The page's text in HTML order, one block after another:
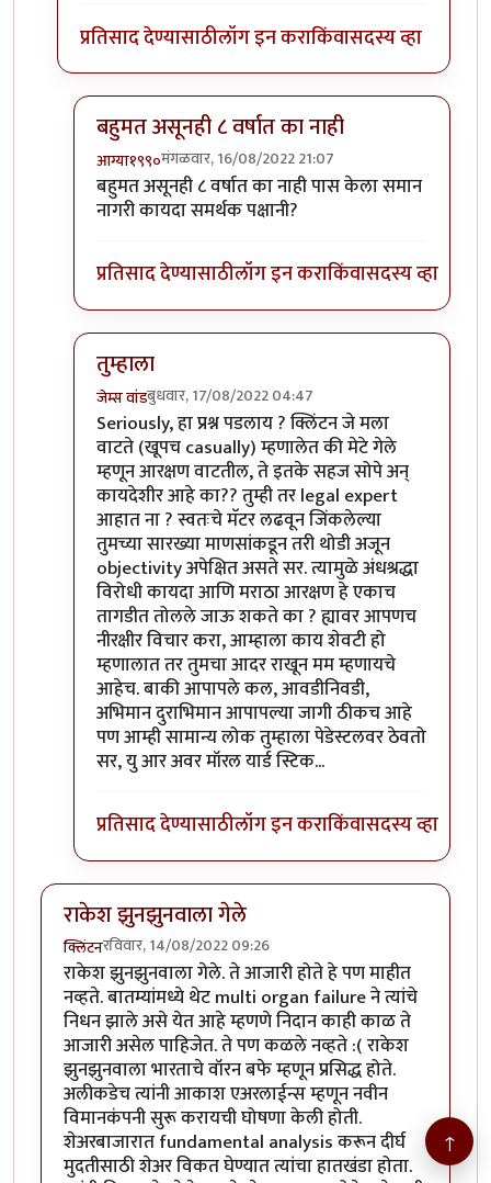
प्रतिसाद देण्यासाठीलॉग इन कराकिंवासदस्य व्हा
बहुमत असूनही ८ वर्षात का नाही
आग्या१९९०मंगळवार, 16/08/2022 21:07
In reply toएक कायदाच मुळात घटनासंमतbyसुबोध खरे
बहुमत असूनही ८ वर्षात का नाही पास केला समान
नागरी कायदा समर्थक पक्षानी?
प्रतिसाद देण्यासाठीलॉग इन कराकिंवासदस्य व्हा
तुम्हाला
जेम्स वांडबुधवार, 17/08/2022 04:47
In reply toएक कायदाच मुळात घटनासंमत
Seriously, हा प्रश्न पडलाय ? क्लिंटन जे मला
वाटते (खूपच casually) म्हणालेत की मेटे गेले
म्हणून आरक्षण वाटतील, ते इतके सहज सोपे अन्
कायदेशीर आहे का?? तुम्ही तर legal expert
आहात ना ? स्वतःचे मॅटर लढवून जिंकलेल्या
तुमच्या सारख्या माणसांकडून तरी थोडी अजून
objectivity अपेक्षित असते सर. त्यामुळे अंधश्रद्धा
विरोधी कायदा आणि मराठा आरक्षण हे एकाच
तागडीत तोलले जाऊ शकते का ? ह्यावर आपणच
नीरक्षीर विचार करा, आम्हाला काय शेवटी हो
म्हणालात तर तुमचा आदर राखून मम म्हणायचे
आहेच. बाकी आपापले कल, आवडीनिवडी,
अभिमान दुराभिमान आपापल्या जागी ठीकच आहे
पण आम्ही सामान्य लोक तुम्हाला पेडेस्टलवर ठेवतो
सर, यु आर अवर मॉरल यार्ड स्टिक...
प्रतिसाद देण्यासाठीलॉग इन कराकिंवासदस्य व्हा
राकेश झुनझुनवाला गेले
क्लिंटनरविवार, 14/08/2022 09:26
राकेश झुनझुनवाला गेले. ते आजारी होते हे पण माहीत
नव्हते. बातम्यांमध्ये थेट multi organ failure ने त्यांचे
निधन झाले असे येत आहे म्हणणे निदान काही काळ ते
आजारी असेल पाहिजेत. ते पण कळले नव्हते :( राकेश
झुनझुनवाला भारताचे वॉरन बफे म्हणून प्रसिद्ध होते.
अलीकडेच त्यांनी आकाश एअरलाईन्स म्हणून नवीन
विमानकंपनी सुरू करायची घोषणा केली होती.
शेअरबाजारात fundamental analysis करून दीर्घ
मुदतीसाठी शेअर विकत घेण्यात त्यांचा हातखंडा होता.
↑